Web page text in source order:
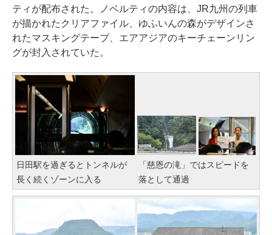
ティが配布された。ノベルティの内容は、JR九州の列車
が描かれたクリアファイル、ゆふいんの森がデザインさ
れたマスキングテープ、エアアジアのキーチェーンリン
グが封入されていた。
日田駅を過ぎるとトンネルが
長く続くゾーンに入る
「慈恩の滝」ではスピードを
落として通過